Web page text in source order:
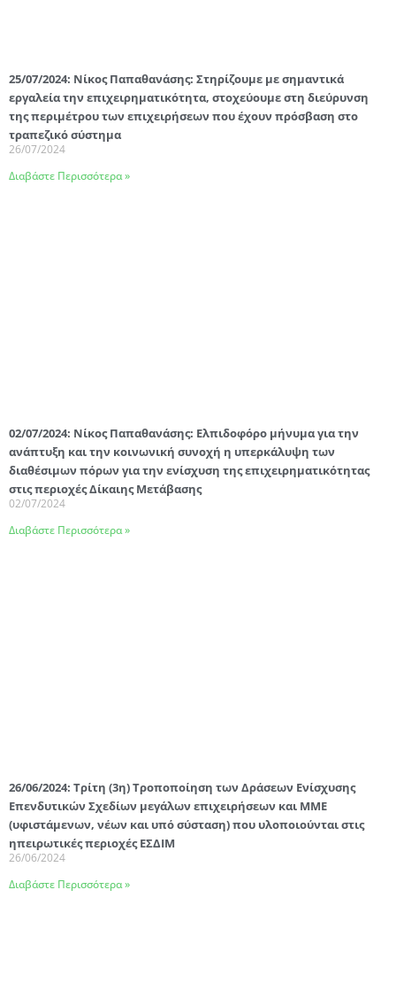
25/07/2024: Νίκος Παπαθανάσης: Στηρίζουμε με σημαντικά
εργαλεία την επιχειρηματικότητα, στοχεύουμε στη διεύρυνση
της περιμέτρου των επιχειρήσεων που έχουν πρόσβαση στο
τραπεζικό σύστημα
26/07/2024
Διαβάστε Περισσότερα »
02/07/2024: Νίκος Παπαθανάσης: Ελπιδοφόρο μήνυμα για την
ανάπτυξη και την κοινωνική συνοχή η υπερκάλυψη των
διαθέσιμων πόρων για την ενίσχυση της επιχειρηματικότητας
στις περιοχές Δίκαιης Μετάβασης
02/07/2024
Διαβάστε Περισσότερα »
26/06/2024: Τρίτη (3η) Τροποποίηση των Δράσεων Ενίσχυσης
Επενδυτικών Σχεδίων μεγάλων επιχειρήσεων και ΜΜΕ
(υφιστάμενων, νέων και υπό σύσταση) που υλοποιούνται στις
ηπειρωτικές περιοχές ΕΣΔΙΜ
26/06/2024
Διαβάστε Περισσότερα »